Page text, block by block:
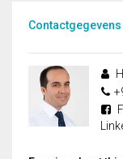
Contactgegevens